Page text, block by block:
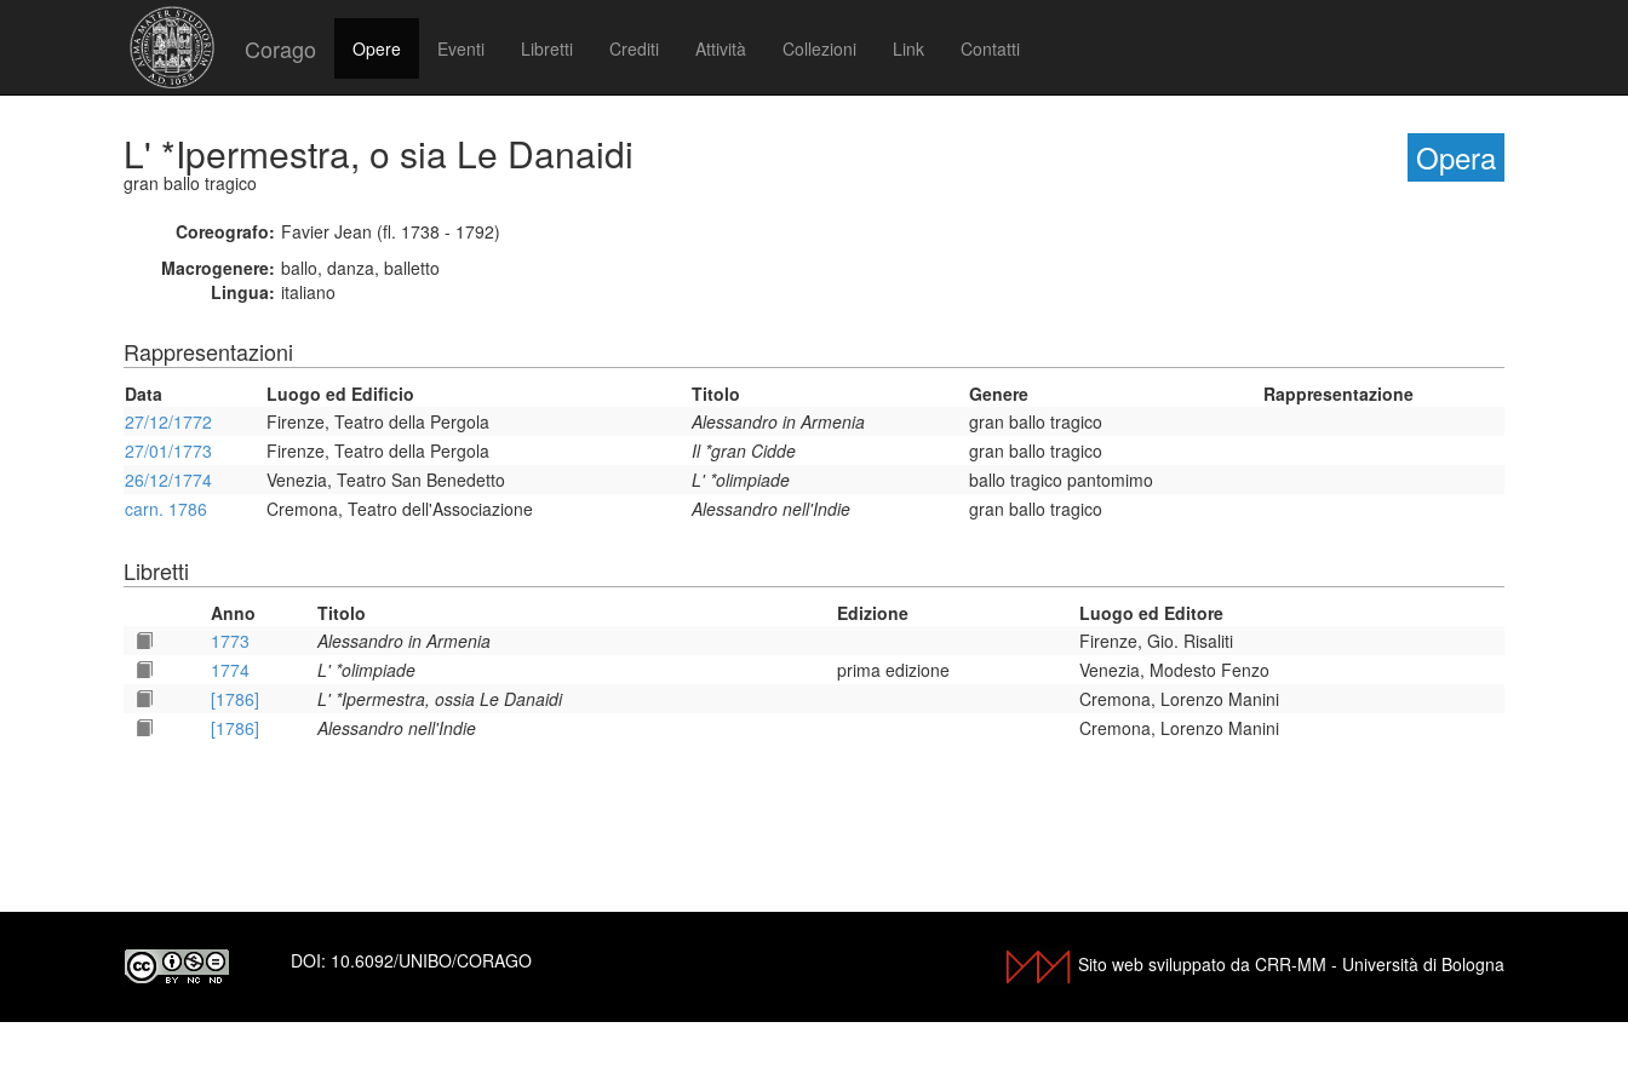
Corago Opere Eventi Libretti Crediti Attività Collezioni Link Contatti
Opera
L' *Ipermestra, o sia Le Danaidi
gran ballo tragico
Coreografo: Favier Jean (fl. 1738 - 1792)
Macrogenere: ballo, danza, balletto
Lingua: italiano
Rappresentazioni
Data Luogo ed Edificio Titolo Genere
Rappresentazione
27/12/1772
Firenze, Teatro della Pergola Alessandro in Armenia
gran ballo tragico
27/01/1773
Firenze, Teatro della Pergola Il *gran Cidde
gran ballo tragico
26/12/1774
Venezia, Teatro San Benedetto L' *olimpiade
ballo tragico pantomimo
carn. 1786
Cremona, Teatro dell'Associazione Alessandro nell'Indie gran ballo tragico
Libretti
Anno Titolo Edizione
Luogo ed Editore
1773
Alessandro in Armenia
Firenze, Gio. Risaliti
1774
L' *olimpiade prima edizione
Venezia, Modesto Fenzo
[1786]
L' *Ipermestra, ossia Le Danaidi
Cremona, Lorenzo Manini
[1786]
Alessandro nell'Indie Cremona, Lorenzo Manini
DOI: 10.6092/UNIBO/CORAGO Sito web sviluppato da CRR-MM - Università di Bologna